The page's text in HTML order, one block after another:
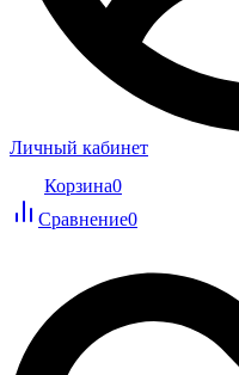
Личный кабинет
Корзина0
Сравнение0